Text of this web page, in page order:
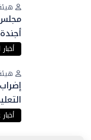
التعليم